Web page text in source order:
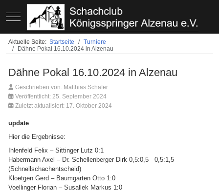
Mobile Menu Toggle
Aktuelle Seite: Startseite
Turniere
Dähne Pokal 16.10.2024 in Alzenau
Dähne Pokal 16.10.2024 in Alzenau
Geschrieben von: Matthias Schäfer
Veröffentlicht: 25. September 2024
Zuletzt aktualisiert: 17. Oktober 2024
update
Hier die Ergebnisse:
Ihlenfeld Felix – Sittinger Lutz 0:1
Habermann Axel – Dr. Schellenberger Dirk 0,5:0,5 0,5:1,5
(Schnellschachentscheid)
Kloetgen Gerd – Baumgarten Otto 1:0
Voellinger Florian – Susallek Markus 1:0